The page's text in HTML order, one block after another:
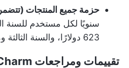
حزمة جميع المنتجات (تتضمن 16
سنويًا لكل مستخدم للسنة
623 دولارًا، والسنة الثالثة وما بعدها 467 دولارًا)
تقييمات ومراجعات PyCharm